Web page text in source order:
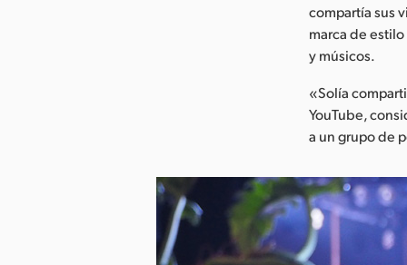
compartía sus
marca de
y músicos.
«Solía
YouTube,
a un grupo de